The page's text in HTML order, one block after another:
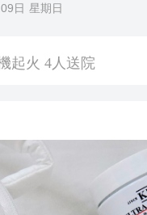
日 星期日
起火 4人送院
香港營商優勢
人大代表團安徽考察 黃錦良：皖港優